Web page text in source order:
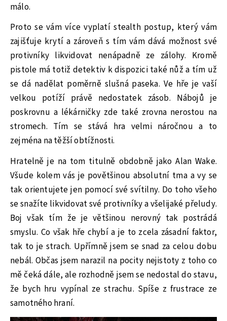
málo.
Proto se vám více vyplatí stealth postup, který vám
zajišťuje krytí a zároveň s tím vám dává možnost své
protivníky likvidovat nenápadně ze zálohy. Kromě
pistole má totiž detektiv k dispozici také nůž a tím už
se dá nadělat poměrně slušná paseka. Ve hře je vaší
velkou potíží právě nedostatek zásob. Nábojů je
poskrovnu a lékárničky zde také zrovna nerostou na
stromech. Tím se stává hra velmi náročnou a to
zejména na těžší obtížnosti.
Hratelně je na tom titulně obdobně jako Alan Wake.
Všude kolem vás je povětšinou absolutní tma a vy se
tak orientujete jen pomocí své svítilny. Do toho všeho
se snažíte likvidovat své protivníky a všelijaké přeludy.
Boj však tím že je většinou nerovný tak postrádá
smyslu. Co však hře chybí a je to zcela zásadní faktor,
tak to je strach. Upřímně jsem se snad za celou dobu
nebál. Občas jsem narazil na pocity nejistoty z toho co
mě čeká dále, ale rozhodně jsem se nedostal do stavu,
že bych hru vypínal ze strachu. Spíše z frustrace ze
samotného hraní.